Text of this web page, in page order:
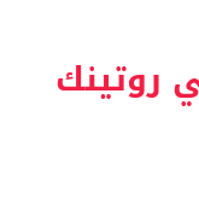
روتينك